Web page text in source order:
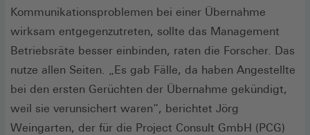
Kommunikationsproblemen bei einer Übernahme
wirksam entgegenzutreten, sollte das Management
Betriebsräte besser einbinden, raten die Forscher. Das
nutze allen Seiten. „Es gab Fälle, da haben Angestellte
bei den ersten Gerüchten der Übernahme gekündigt,
weil sie verunsichert waren“, berichtet Jörg
Weingarten, der für die Project Consult GmbH (PCG)